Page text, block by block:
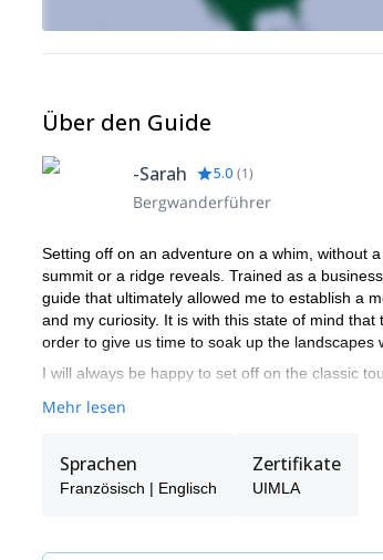
Über den Guide
-Sarah 5.0 (1)
Bergwanderführer
Setting off on an adventure on a whim, without
summit or a ridge reveals. Trained as a
guide that ultimately allowed me to establish a
and my curiosity. It is with this state of mind
order to give us time to soak up the landscapes
I will always be happy to set off on the classic
Mehr lesen
Sprachen
Französisch | Englisch
Zertifikate
UIMLA